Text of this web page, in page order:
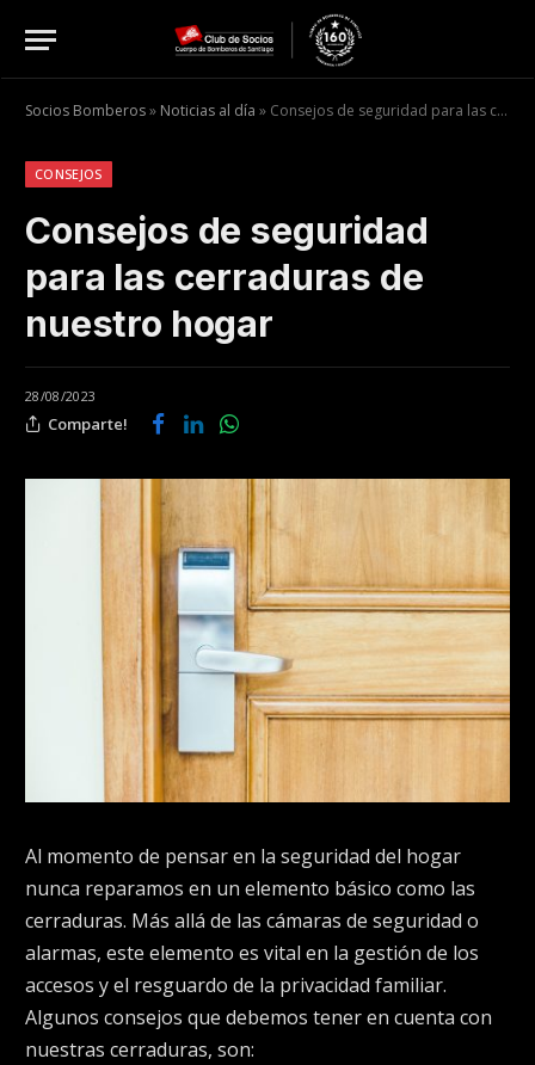
Socios Bomberos» Noticias al día » Consejos de seguridad para las cerraduras de nuestro hogar
CONSEJOS
Consejos de seguridad
para las cerraduras de
nuestro hogar
28/08/2023
Comparte!
Al momento de pensar en la seguridad del hogar
nunca reparamos en un elemento básico como las
cerraduras. Más allá de las cámaras de seguridad o
alarmas, este elemento es vital en la gestión de los
accesos y el resguardo de la privacidad familiar.
Algunos consejos que debemos tener en cuenta con
nuestras cerraduras, son: